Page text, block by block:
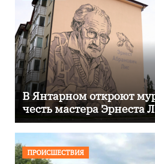
В Янтарном откроют
честь мастера Эрнеста
ПРОИСШЕСТВИЯ